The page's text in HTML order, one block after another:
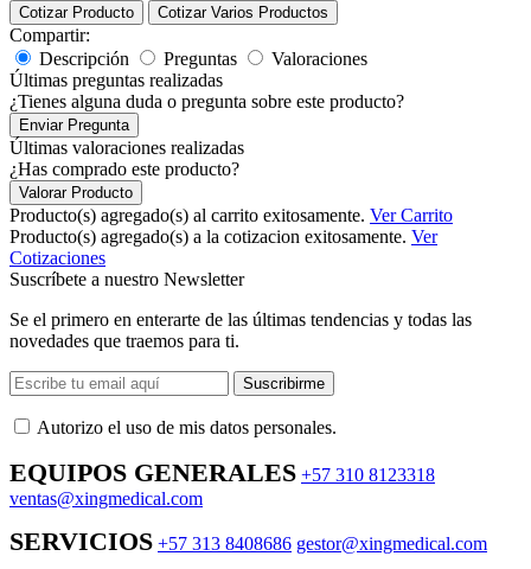
Cotizar Producto Cotizar Varios Productos
Compartir:
Descripción
Preguntas
Valoraciones
Últimas preguntas realizadas
¿Tienes alguna duda o pregunta sobre este producto?
Enviar Pregunta
Últimas valoraciones realizadas
¿Has comprado este producto?
Valorar Producto
Producto(s) agregado(s) al carrito exitosamente. Ver Carrito
Producto(s) agregado(s) a la cotizacion exitosamente. Ver
Cotizaciones
Suscríbete a nuestro Newsletter
Se el primero en enterarte de las últimas tendencias y todas las
novedades que traemos para ti.
Suscribirme
Autorizo ​​el uso de mis datos personales.
EQUIPOS GENERALES +57 310 8123318
ventas@xingmedical.com
SERVICIOS +57 313 8408686 gestor@xingmedical.com